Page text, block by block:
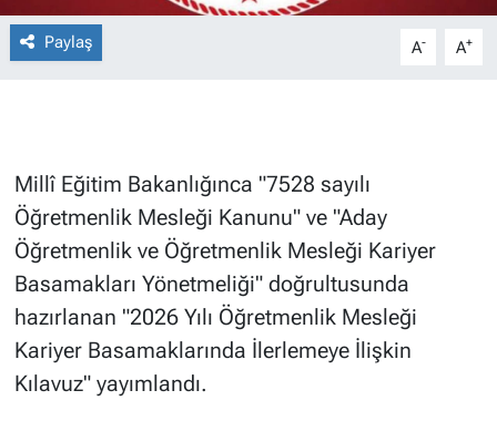
Paylaş A- A+
Millî Eğitim Bakanlığınca "7528 sayılı
Öğretmenlik Mesleği Kanunu" ve "Aday
Öğretmenlik ve Öğretmenlik Mesleği Kariyer
Basamakları Yönetmeliği" doğrultusunda
hazırlanan "2026 Yılı Öğretmenlik Mesleği
Kariyer Basamaklarında İlerlemeye İlişkin
Kılavuz" yayımlandı.